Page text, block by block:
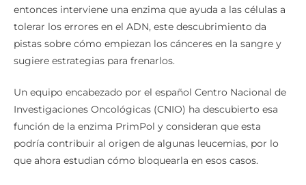
entonces interviene una enzima que ayuda a las células a
tolerar los errores en el ADN, este descubrimiento da
pistas sobre cómo empiezan los cánceres en la sangre y
sugiere estrategias para frenarlos.
Un equipo encabezado por el español Centro Nacional de
Investigaciones Oncológicas (CNIO) ha descubierto esa
función de la enzima PrimPol y consideran que esta
podría contribuir al origen de algunas leucemias, por lo
que ahora estudian cómo bloquearla en esos casos.